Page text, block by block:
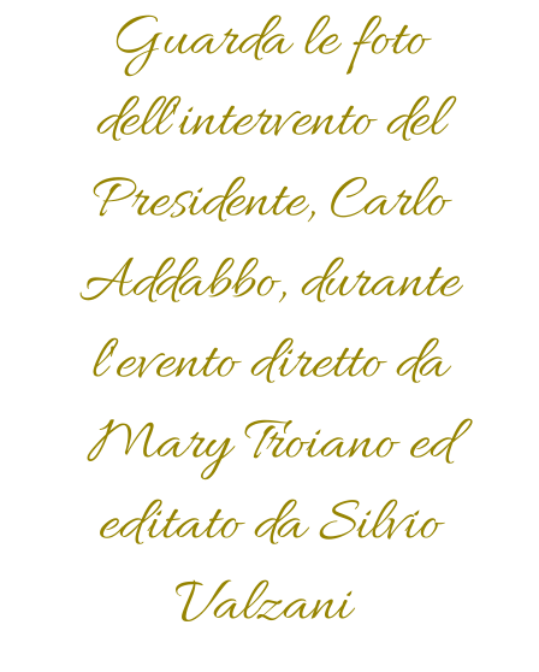
Guarda le foto
dell'intervento del
Presidente, Carlo
Addabbo, durante
l'evento diretto da
Mary Troiano ed
editato da Silvio
Valzani